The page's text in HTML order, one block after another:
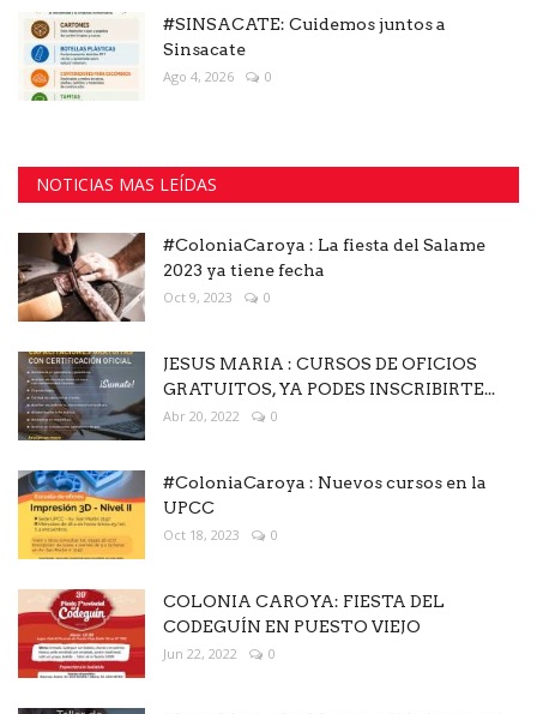
#SINSACATE: Cuidemos juntos a
Sinsacate
Ago 4, 2026 0
NOTICIAS MAS LEÍDAS
#ColoniaCaroya : La fiesta del Salame
2023 ya tiene fecha
Oct 9, 2023 0
JESUS MARIA : CURSOS DE OFICIOS
GRATUITOS, YA PODES INSCRIBIRTE...
Abr 20, 2022 0
#ColoniaCaroya : Nuevos cursos en la
UPCC
Oct 18, 2023 0
COLONIA CAROYA: FIESTA DEL
CODEGUÍN EN PUESTO VIEJO
Jun 22, 2022 0